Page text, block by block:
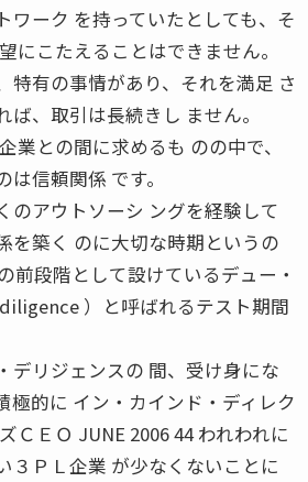
ワーク を持っていたとしても、そ
にこたえることはできません。
特有の事情があり、それを満足 さ
、取引は長続きし ません。
業との間に求めるも のの中で、
信頼関係 です。
のアウトソーシ ングを経験して
を築く のに大切な時期というの
前段階として設けているデュー・
）と呼ばれるテスト期間
デリジェンスの 間、受け身にな
極的に イン・カインド・ディレク
ＣＥＯ JUNE 2006 44 われわれに
３ＰＬ企業 が少なくないことに